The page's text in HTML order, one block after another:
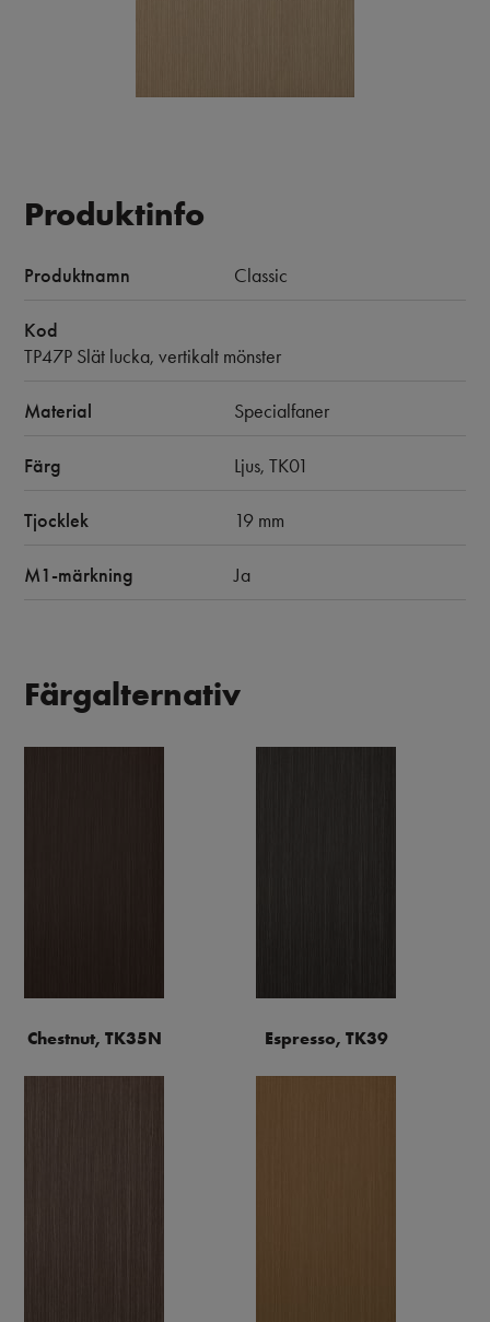
Produktinfo
Produktnamn Classic
Kod
TP47P Slät lucka, vertikalt mönster
Material Specialfaner
Färg Ljus, TK01
Tjocklek 19 mm
M1-märkning Ja
Färgalternativ
Chestnut, TK35N Espresso, TK39